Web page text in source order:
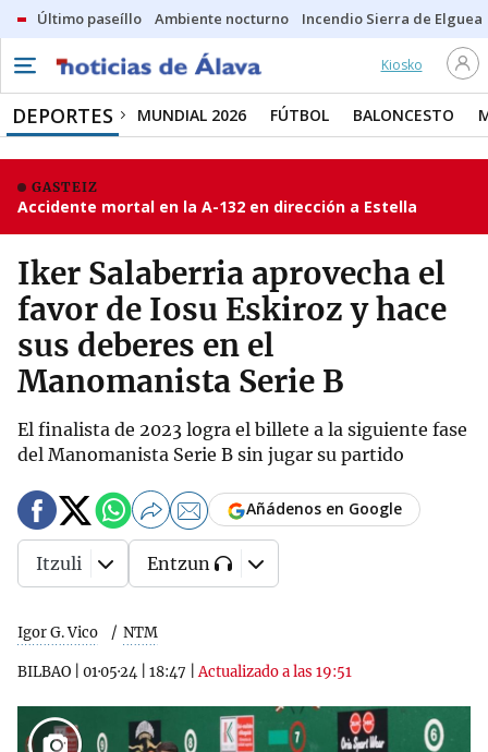
Último paseíllo Ambiente nocturno Incendio Sierra de Elguea
Kiosko
DEPORTES MUNDIAL 2026 FÚTBOL BALONCESTO
GASTEIZ
Accidente mortal en la A-132 en dirección a Estella
Iker Salaberria aprovecha el
favor de Iosu Eskiroz y hace
sus deberes en el
Manomanista Serie B
El finalista de 2023 logra el billete a la siguiente fase
del Manomanista Serie B sin jugar su partido
Igor G. Vico NTM
BILBAO 01·05·24 18:47 |Actualizado a las 19:51
Añádenos en Google
Itzuli Entzun